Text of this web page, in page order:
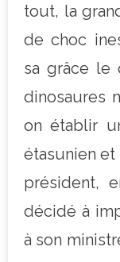
tout, la
de choc
sa grâce le
dinosaures
on établir
étasunien et
président,
décidé à
à son